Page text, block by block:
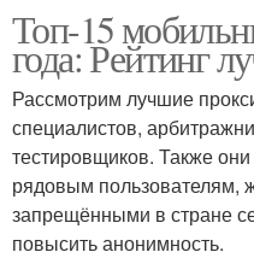
Топ-15
года: Рейтинг
Рассмотрим лучшие
специалистов,
тестировщиков. Также
рядовым пользователям,
запрещёнными в стране
повысить анонимность.